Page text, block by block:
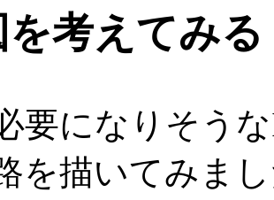
を考えてみる
要になりそう
を描いてみま